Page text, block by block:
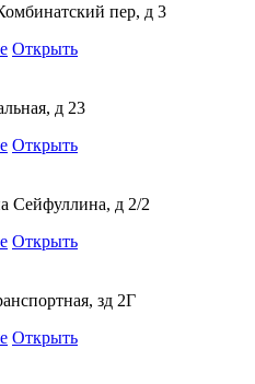
пер, д 3
Открыть
д 23
Открыть
Сейфуллина, д 2/2
Открыть
зд 2Г
Открыть